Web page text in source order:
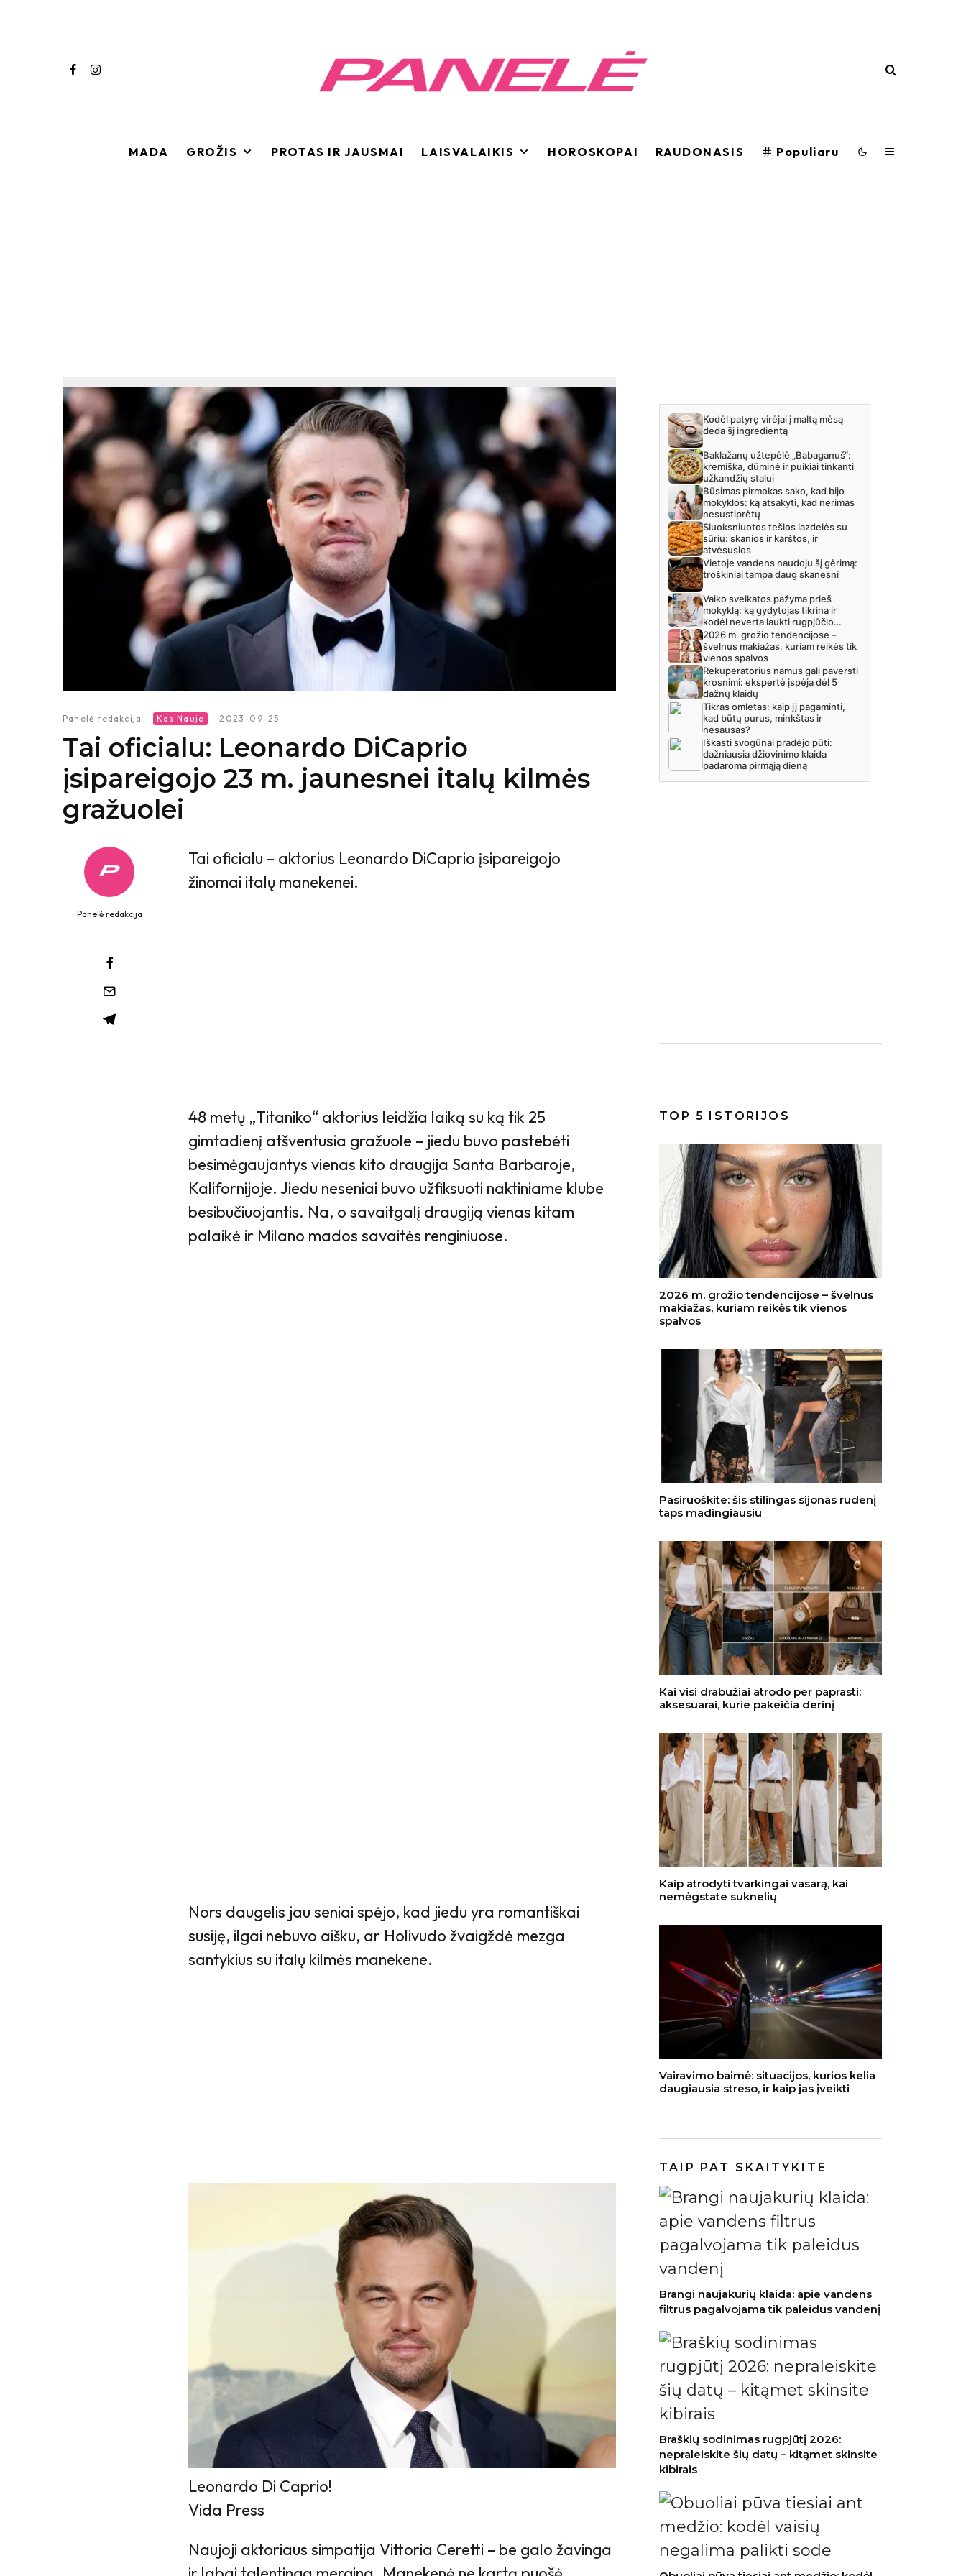
MADA GROŽIS PROTAS IR JAUSMAI LAISVALAIKIS HOROSKOPAI RAUDONASIS Populiaru
Panelė redakcija · Kas Naujo · 2023-09-25
Tai oficialu: Leonardo DiCaprio
įsipareigojo 23 m. jaunesnei italų kilmės
gražuolei
Panelė redakcija
Tai oficialu – aktorius Leonardo DiCaprio įsipareigojo
žinomai italų manekenei.
48 metų „Titaniko“ aktorius leidžia laiką su ką tik 25
gimtadienį atšventusia gražuole – jiedu buvo pastebėti
besimėgaujantys vienas kito draugija Santa Barbaroje,
Kalifornijoje. Jiedu neseniai buvo užfiksuoti naktiniame klube
besibučiuojantis. Na, o savaitgalį draugiją vienas kitam
palaikė ir Milano mados savaitės renginiuose.
Nors daugelis jau seniai spėjo, kad jiedu yra romantiškai
susiję, ilgai nebuvo aišku, ar Holivudo žvaigždė mezga
santykius su italų kilmės manekene.
Leonardo Di Caprio!
Vida Press
Naujoji aktoriaus simpatija Vittoria Ceretti – be galo žavinga
TOP 5 ISTORIJOS
2026 m. grožio tendencijose – švelnus
makiažas, kuriam reikės tik vienos
spalvos
Pasiruoškite: šis stilingas sijonas rudenį
taps madingiausiu
Kai visi drabužiai atrodo per paprasti:
aksesuarai, kurie pakeičia derinį
Kaip atrodyti tvarkingai vasarą, kai
nemėgstate suknelių
Vairavimo baimė: situacijos, kurios kelia
daugiausia streso, ir kaip jas įveikti
TAIP PAT SKAITYKITE
Brangi naujakurių klaida: apie vandens
filtrus pagalvojama tik paleidus vandenį
Braškių sodinimas rugpjūtį 2026:
nepraleiskite šių datų – kitąmet skinsite
kibirais